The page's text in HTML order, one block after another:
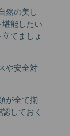
然の美し
能したい
てましょ
や安全対
が全て揃
しておく